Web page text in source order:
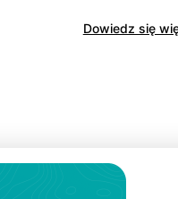
Dowiedz się